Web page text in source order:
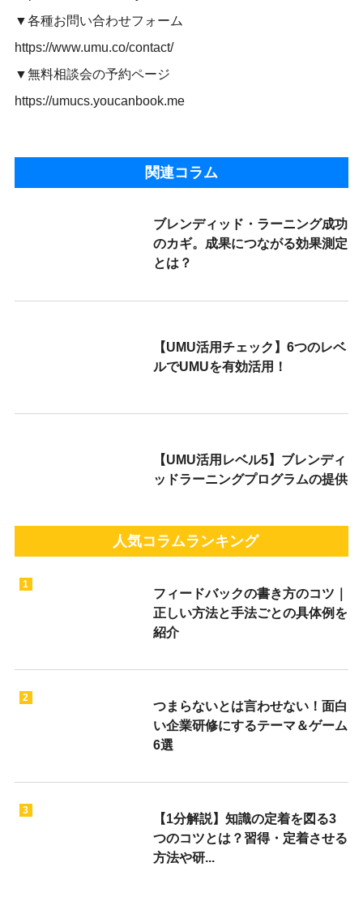
▼各種お問い合わせフォーム
https://www.umu.co/contact/
▼無料相談会の予約ページ
https://umucs.youcanbook.me
関連コラム
ブレンディッド・ラーニング成功
のカギ。成果につながる効果測定
とは？
【UMU活用チェック】6つのレベ
ルでUMUを有効活用！
【UMU活用レベル5】ブレンディ
ッドラーニングプログラムの提供
人気コラムランキング
1
フィードバックの書き方のコツ｜
正しい方法と手法ごとの具体例を
紹介
2
つまらないとは言わせない！面白
い企業研修にするテーマ＆ゲーム
6選
3
【1分解説】知識の定着を図る3
つのコツとは？習得・定着させる
方法や研...